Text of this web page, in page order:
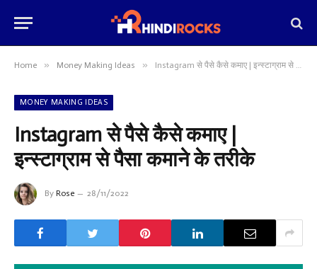
Home » Money Making Ideas » Instagram से पैसे कैसे कमाए | इन्स्टाग्राम से पैसा कमाने के तरीके
MONEY MAKING IDEAS
Instagram से पैसे कैसे कमाए |
इन्स्टाग्राम से पैसा कमाने के तरीके
By Rose 28/11/2022